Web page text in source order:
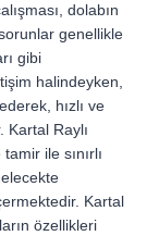
dolabın
genellikle
gibi
halindeyken,
hızlı ve
Kartal Raylı
ile sınırlı
Kartal
özellikleri